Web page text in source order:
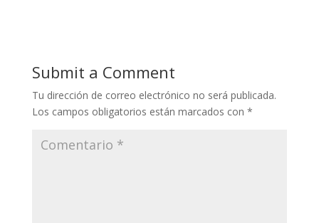
Submit a Comment
Tu dirección de correo electrónico no será publicada.
Los campos obligatorios están marcados con *